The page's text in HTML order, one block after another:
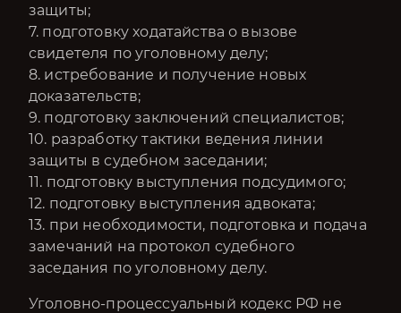
защиты;
7. подготовку ходатайства о вызове
свидетеля по уголовному делу;
8. истребование и получение новых
доказательств;
9. подготовку заключений специалистов;
10. разработку тактики ведения линии
защиты в судебном заседании;
11. подготовку выступления подсудимого;
12. подготовку выступления адвоката;
13. при необходимости, подготовка и подача
замечаний на протокол судебного
заседания по уголовному делу.
Уголовно-процессуальный кодекс РФ не